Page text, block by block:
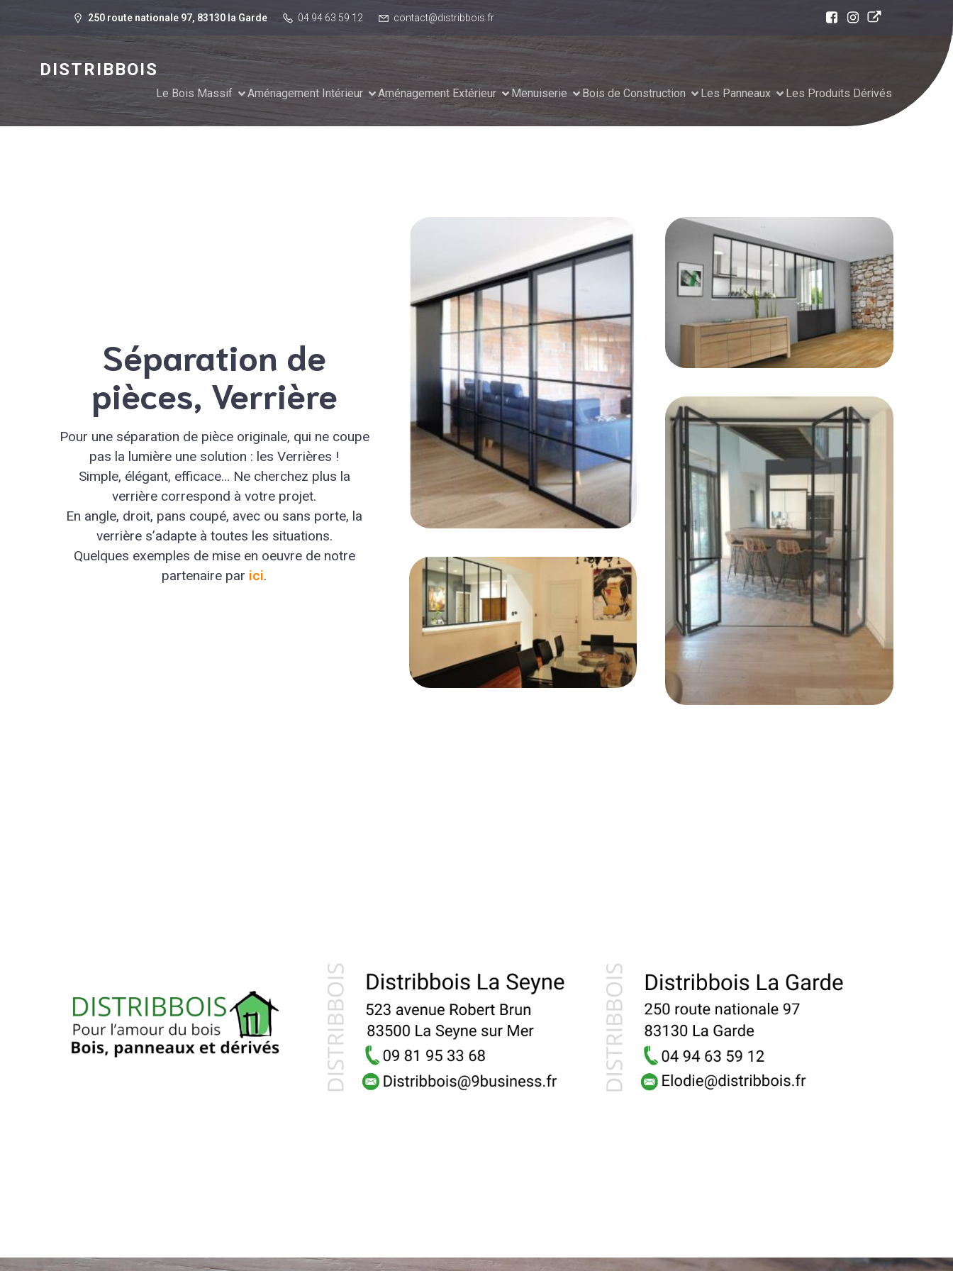
250 route nationale 97, 83130 la Garde 04 94 63 59 12 contact@distribbois.fr
DISTRIBBOIS
Le Bois Massif Aménagement Intérieur Aménagement Extérieur Menuiserie Bois de Construction Les Panneaux Les Produits Dérivés
Séparation de
pièces, Verrière
Pour une séparation de pièce originale, qui ne coupe
pas la lumière une solution : les Verrières !
Simple, élégant, efficace… Ne cherchez plus la
verrière correspond à votre projet.
En angle, droit, pans coupé, avec ou sans porte, la
verrière s’adapte à toutes les situations.
Quelques exemples de mise en oeuvre de notre
partenaire par ici.